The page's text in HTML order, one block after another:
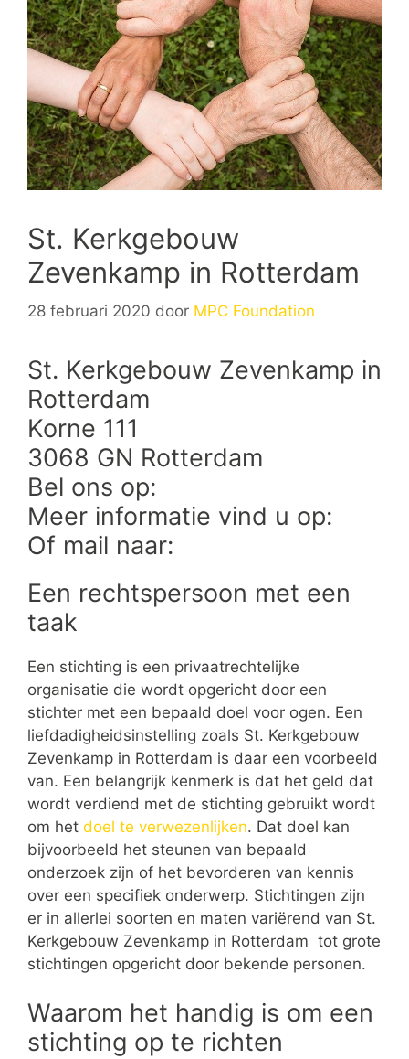
St. Kerkgebouw
Zevenkamp in Rotterdam
28 februari 2020 door MPC Foundation
St. Kerkgebouw Zevenkamp in
Rotterdam
Korne 111
3068 GN Rotterdam
Bel ons op:
Meer informatie vind u op:
Of mail naar:
Een rechtspersoon met een
taak
Een stichting is een privaatrechtelijke
organisatie die wordt opgericht door een
stichter met een bepaald doel voor ogen. Een
liefdadigheidsinstelling zoals St. Kerkgebouw
Zevenkamp in Rotterdam is daar een voorbeeld
van. Een belangrijk kenmerk is dat het geld dat
wordt verdiend met de stichting gebruikt wordt
om het doel te verwezenlijken. Dat doel kan
bijvoorbeeld het steunen van bepaald
onderzoek zijn of het bevorderen van kennis
over een specifiek onderwerp. Stichtingen zijn
er in allerlei soorten en maten variërend van St.
Kerkgebouw Zevenkamp in Rotterdam tot grote
stichtingen opgericht door bekende personen.
Waarom het handig is om een
stichting op te richten